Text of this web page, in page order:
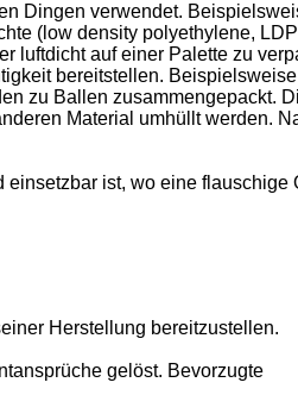
Dingen verwendet.
(low density polyethylene,
luftdicht auf einer Palette zu
bereitstellen.
zu Ballen zusammengepackt.
Material umhüllt werden.
ist, wo eine flauschige
Herstellung bereitzustellen.
gelöst. Bevorzugte